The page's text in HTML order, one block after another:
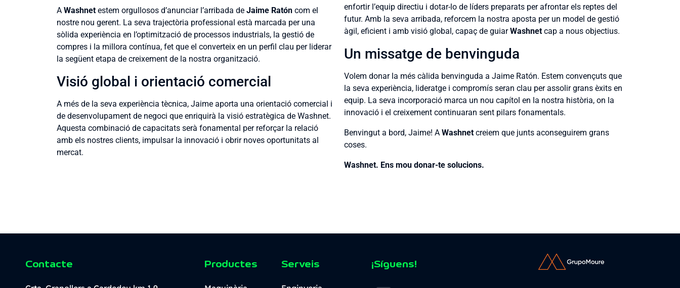
A Washnet estem orgullosos d’anunciar l’arribada de Jaime Ratón com el
nostre nou gerent. La seva trajectòria professional està marcada per una
sòlida experiència en l’optimització de processos industrials, la gestió de
compres i la millora contínua, fet que el converteix en un perfil clau per liderar
la següent etapa de creixement de la nostra organització.
Visió global i orientació comercial
A més de la seva experiència tècnica, Jaime aporta una orientació comercial i
de desenvolupament de negoci que enriquirà la visió estratègica de Washnet.
Aquesta combinació de capacitats serà fonamental per reforçar la relació
amb els nostres clients, impulsar la innovació i obrir noves oportunitats al
mercat.
enfortir l’equip directiu i dotar-lo de líders preparats per afrontar els reptes del
futur. Amb la seva arribada, reforcem la nostra aposta per un model de gestió
àgil, eficient i amb visió global, capaç de guiarWashnet cap a nous objectius.
Un missatge de benvinguda
Volem donar la més càlida benvinguda a Jaime Ratón. Estem convençuts que
la seva experiència, lideratge i compromís seran clau per assolir grans èxits en
equip. La seva incorporació marca un nou capítol en la nostra història, on la
innovació i el creixement continuaran sent pilars fonamentals.
Benvingut a bord, Jaime! A Washnet creiem que junts aconseguirem grans
coses.
Washnet. Ens mou donar-te solucions.
Contacte Productes Serveis ¡Síguens!